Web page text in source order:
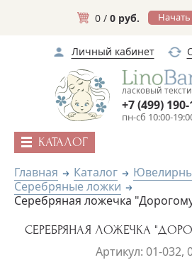
0 / 0 руб.
Личный кабинет
ласковый
пн-сб 10:00-
+7 (499)
КАТАЛОГ
Главная Каталог
Серебряные ложки
Серебряная ложечка
СЕРЕБРЯНАЯ ЛОЖЕЧКА
Артикул: 01-032,